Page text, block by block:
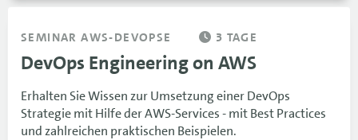
SEMINAR AWS-DEVOPSE 3 TAGE
DevOps Engineering on AWS
Erhalten Sie Wissen zur Umsetzung einer DevOps
Strategie mit Hilfe der AWS-Services - mit Best Practices
und zahlreichen praktischen Beispielen.